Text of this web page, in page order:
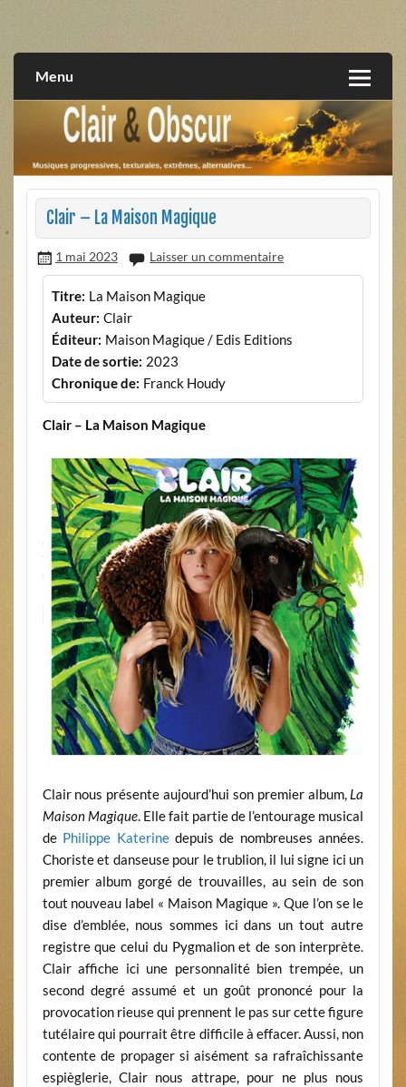
extrêmes, alternatives, texturales
Menu
Clair – La Maison Magique
1 mai 2023 Laisser un commentaire
Titre: La Maison Magique
Auteur: Clair
Éditeur: Maison Magique / Edis Editions
Date de sortie: 2023
Chronique de: Franck Houdy
Clair – La Maison Magique
Clair nous présente aujourd’hui son premier album, La
Maison Magique. Elle fait partie de l’entourage musical
de Philippe Katerinedepuis de nombreuses années.
Choriste et danseuse pour le trublion, il lui signe ici un
premier album gorgé de trouvailles, au sein de son
tout nouveau label « Maison Magique ». Que l’on se le
dise d’emblée, nous sommes ici dans un tout autre
registre que celui du Pygmalion et de son interprète.
Clair affiche ici une personnalité bien trempée, un
second degré assumé et un goût prononcé pour la
provocation rieuse qui prennent le pas sur cette figure
tutélaire qui pourrait être difficile à effacer. Aussi, non
contente de propager si aisément sa rafraîchissante
espièglerie, Clair nous attrape, pour ne plus nous